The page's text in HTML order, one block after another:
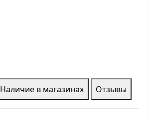
Наличие в магазинах Отзывы